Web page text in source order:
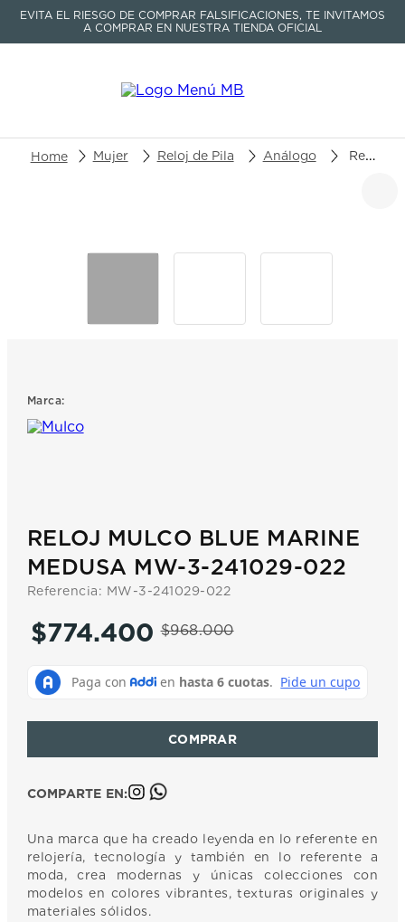
EVITA EL RIESGO DE COMPRAR FALSIFICACIONES, TE INVITAMOS
A COMPRAR EN NUESTRA TIENDA OFICIAL
Buscar un producto o artículo
Mujer Reloj de Pila Análogo Reloj Mulco Blue Marine Medusa MW-3-241029-022
Marca:
RELOJ MULCO BLUE MARINE
MEDUSA MW-3-241029-022
Referencia: MW-3-241029-022
$968.000
$774.400
COMPARTE EN:
Una marca que ha creado leyenda en lo referente en
relojería, tecnología y también en lo referente a
moda, crea modernas y únicas colecciones con
modelos en colores vibrantes, texturas originales y
materiales sólidos.
4.
tissot